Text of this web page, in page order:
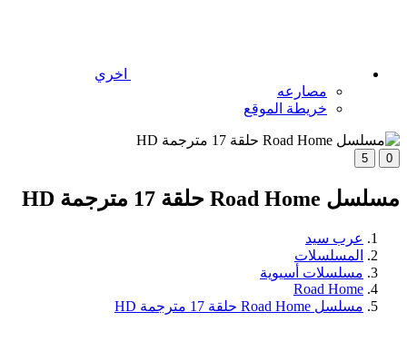
اخري
مصارعه
خريطة الموقع
0
5
مسلسل Road Home حلقة 17 مترجمة HD
عرب سيد
المسلسلات
مسلسلات أسيوية
Road Home
مسلسل Road Home حلقة 17 مترجمة HD